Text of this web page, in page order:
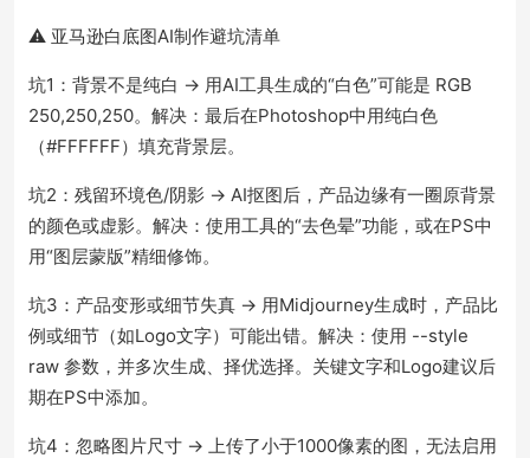
⚠️ 亚马逊白底图AI制作避坑清单
坑1：背景不是纯白 → 用AI工具生成的“白色”可能是 RGB
250,250,250。解决：最后在Photoshop中用纯白色
（#FFFFFF）填充背景层。
坑2：残留环境色/阴影 → AI抠图后，产品边缘有一圈原背景
的颜色或虚影。解决：使用工具的“去色晕”功能，或在PS中
用“图层蒙版”精细修饰。
坑3：产品变形或细节失真 → 用Midjourney生成时，产品比
例或细节（如Logo文字）可能出错。解决：使用 --style
raw 参数，并多次生成、择优选择。关键文字和Logo建议后
期在PS中添加。
坑4：忽略图片尺寸 → 上传了小于1000像素的图，无法启用